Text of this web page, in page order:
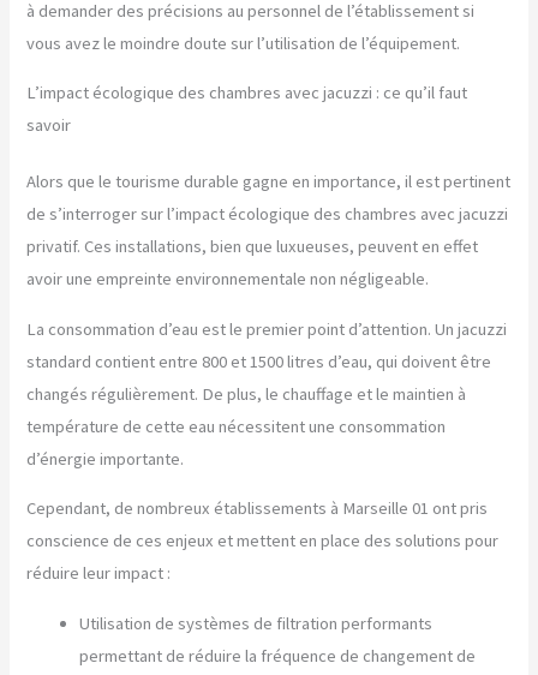
à demander des précisions au personnel de l’établissement si
vous avez le moindre doute sur l’utilisation de l’équipement.
L’impact écologique des chambres avec jacuzzi : ce qu’il faut
savoir
Alors que le tourisme durable gagne en importance, il est pertinent
de s’interroger sur l’impact écologique des chambres avec jacuzzi
privatif. Ces installations, bien que luxueuses, peuvent en effet
avoir une empreinte environnementale non négligeable.
La consommation d’eau est le premier point d’attention. Un jacuzzi
standard contient entre 800 et 1500 litres d’eau, qui doivent être
changés régulièrement. De plus, le chauffage et le maintien à
température de cette eau nécessitent une consommation
d’énergie importante.
Cependant, de nombreux établissements à Marseille 01 ont pris
conscience de ces enjeux et mettent en place des solutions pour
réduire leur impact :
Utilisation de systèmes de filtration performants
permettant de réduire la fréquence de changement de